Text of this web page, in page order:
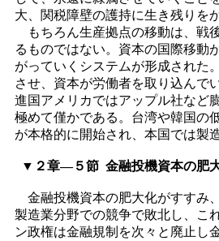
大、関税障壁の護持に生き残りを
もちろん生産拠点の移動は、戦
るものではない。資本の国際移動
がっていくシステムが形成された
させ、資本が労働者を取り込んで
進国アメリカではアップル社など
極めて僅かである。台湾や韓国の
が本格的に開始され、本国では製
▼２章―５節 金融投機資本の肥
金融投機資本の肥大化がすすみ
製造業分野での競争で敗北し、こ
ン政権は金融規制を次々と廃止し